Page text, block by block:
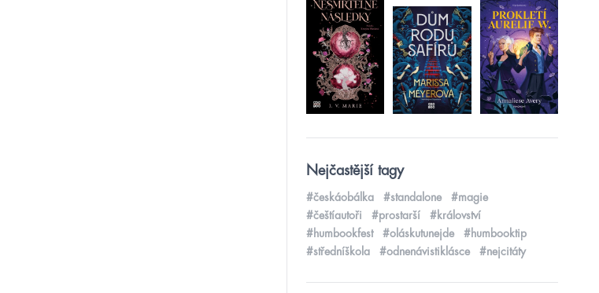
Nejčastější tagy
#českáobálka #standalone
#magie
#češtíautoři
#prostarší
#království
#humbookfest
#oláskutunejde
#humbooktip
#středníškola
#odnenávistiklásce #nejcitáty